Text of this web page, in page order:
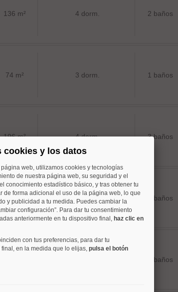
136 m² 4 dorm. 2 baños
74 m² 3 dorm. 1 baños
196 m² 4 dorm. 3 baños
43 m² 1 dorm. 1 baños
1 baños
cookies y los datos
web, utilizamos cookies y tecnologías
de nuestra página web, su seguridad y el
conocimiento estadístico básico, y tras obtener tu
forma adicional el uso de la página web, lo que
y publicidad a tu medida. Puedes cambiar la
configuración”. Para dar tu consentimiento
anteriormente en tu dispositivo final, haz clic en
con tus preferencias, para dar tu
en la medida que lo elijas, pulsa el botón